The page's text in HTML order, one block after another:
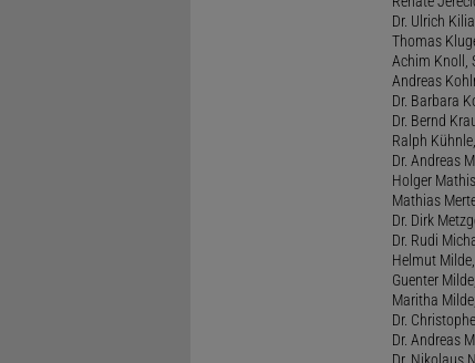
Dr. Ulrich
Thomas
Achim Knoll,
Andreas
Dr. Barbara
Dr. Bernd
Ralph
Dr. Andreas
Holger
Mathias
Dr. Dirk
Dr. Rudi
Helmut
Guenter
Maritha
Dr.
Dr. Andreas